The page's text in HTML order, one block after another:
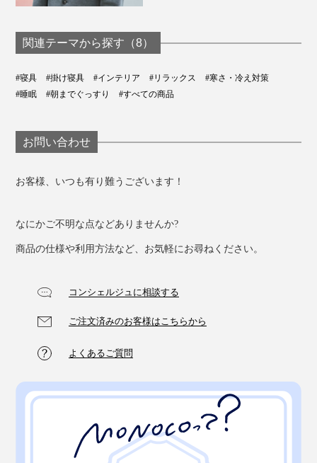
関連テーマから探す（8）
#寝具 #掛け寝具 #インテリア #リラックス
#寒さ・冷え対策
#睡眠
#朝までぐっすり #すべての商品
お問い合わせ
お客様、いつも有り難うございます！
なにかご不明な点などありませんか?
商品の仕様や利用方法など、お気軽にお尋ねください。
コンシェルジュに相談する
ご注文済みのお客様はこちらから
よくあるご質問